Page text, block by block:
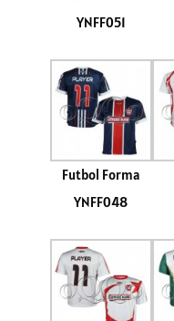
YNFF051
Futbol Forma
YNFF048